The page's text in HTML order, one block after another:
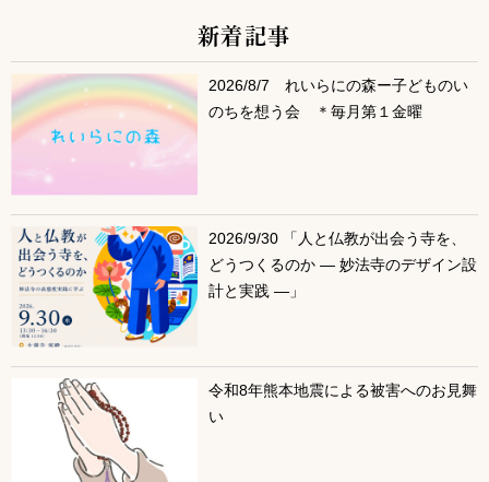
サブコンテンツ
新着記事
2026/8/7 れいらにの森ー子どものい
のちを想う会 ＊毎月第１金曜
2026/9/30 「人と仏教が出会う寺を、
どうつくるのか ― 妙法寺のデザイン設
計と実践 ―」
令和8年熊本地震による被害へのお見舞
い